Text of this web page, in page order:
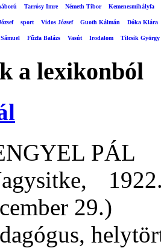
Tarrósy Imre Németh Tibor Kemenesmihályfa
sport Vidos József Guoth Kálmán Dóka Klára
Fűzfa Balázs Vasút Irodalom Tilcsik György
a lexikonból
PÁL
29.)